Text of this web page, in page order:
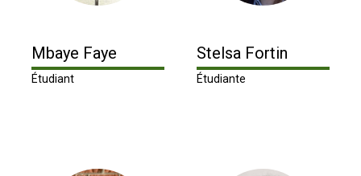
Mbaye Faye
Étudiant
Stelsa Fortin
Étudiante